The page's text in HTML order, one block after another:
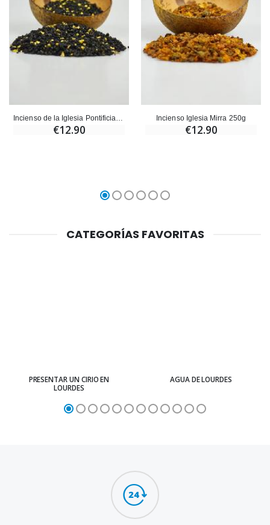
€12.90
Incienso Iglesia Mirra 250g
€12.90
CATEGORÍAS FAVORITAS
PRESENTAR UN CIRIO EN
LOURDES
AGUA DE LOURDES